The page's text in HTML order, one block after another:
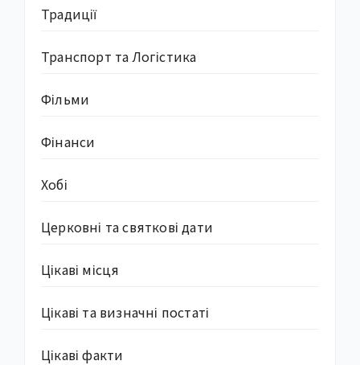
Традиції
Транспорт та Логістика
Фільми
Фінанси
Хобі
Церковні та святкові дати
Цікаві місця
Цікаві та визначні постаті
Цікаві факти